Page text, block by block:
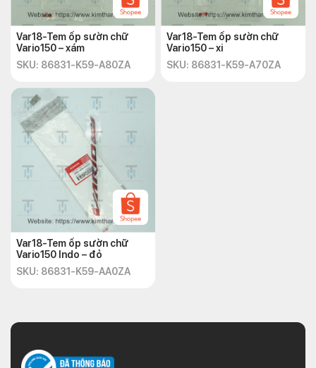
Var18-Tem ốp sườn chữ
Vario150 – xám
SKU: 86831-K59-A80ZA
Var18-Tem ốp sườn chữ
Vario150 – xi
SKU: 86831-K59-A70ZA
Var18-Tem ốp sườn chữ
Vario150 Indo – đỏ
SKU: 86831-K59-AA0ZA